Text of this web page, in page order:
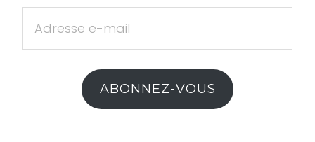
e-
mail
ABONNEZ-VOUS